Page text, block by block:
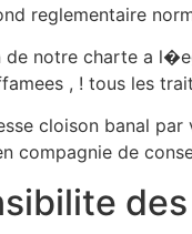
reglementaire
de notre charte a
, ! tous les
cloison banal par
compagnie de